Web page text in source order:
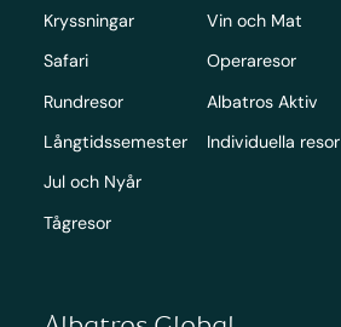
Kryssningar
Safari
Rundresor
Långtidssemester
Jul och Nyår
Tågresor
Vin och Mat
Operaresor
Albatros Aktiv
Individuella resor